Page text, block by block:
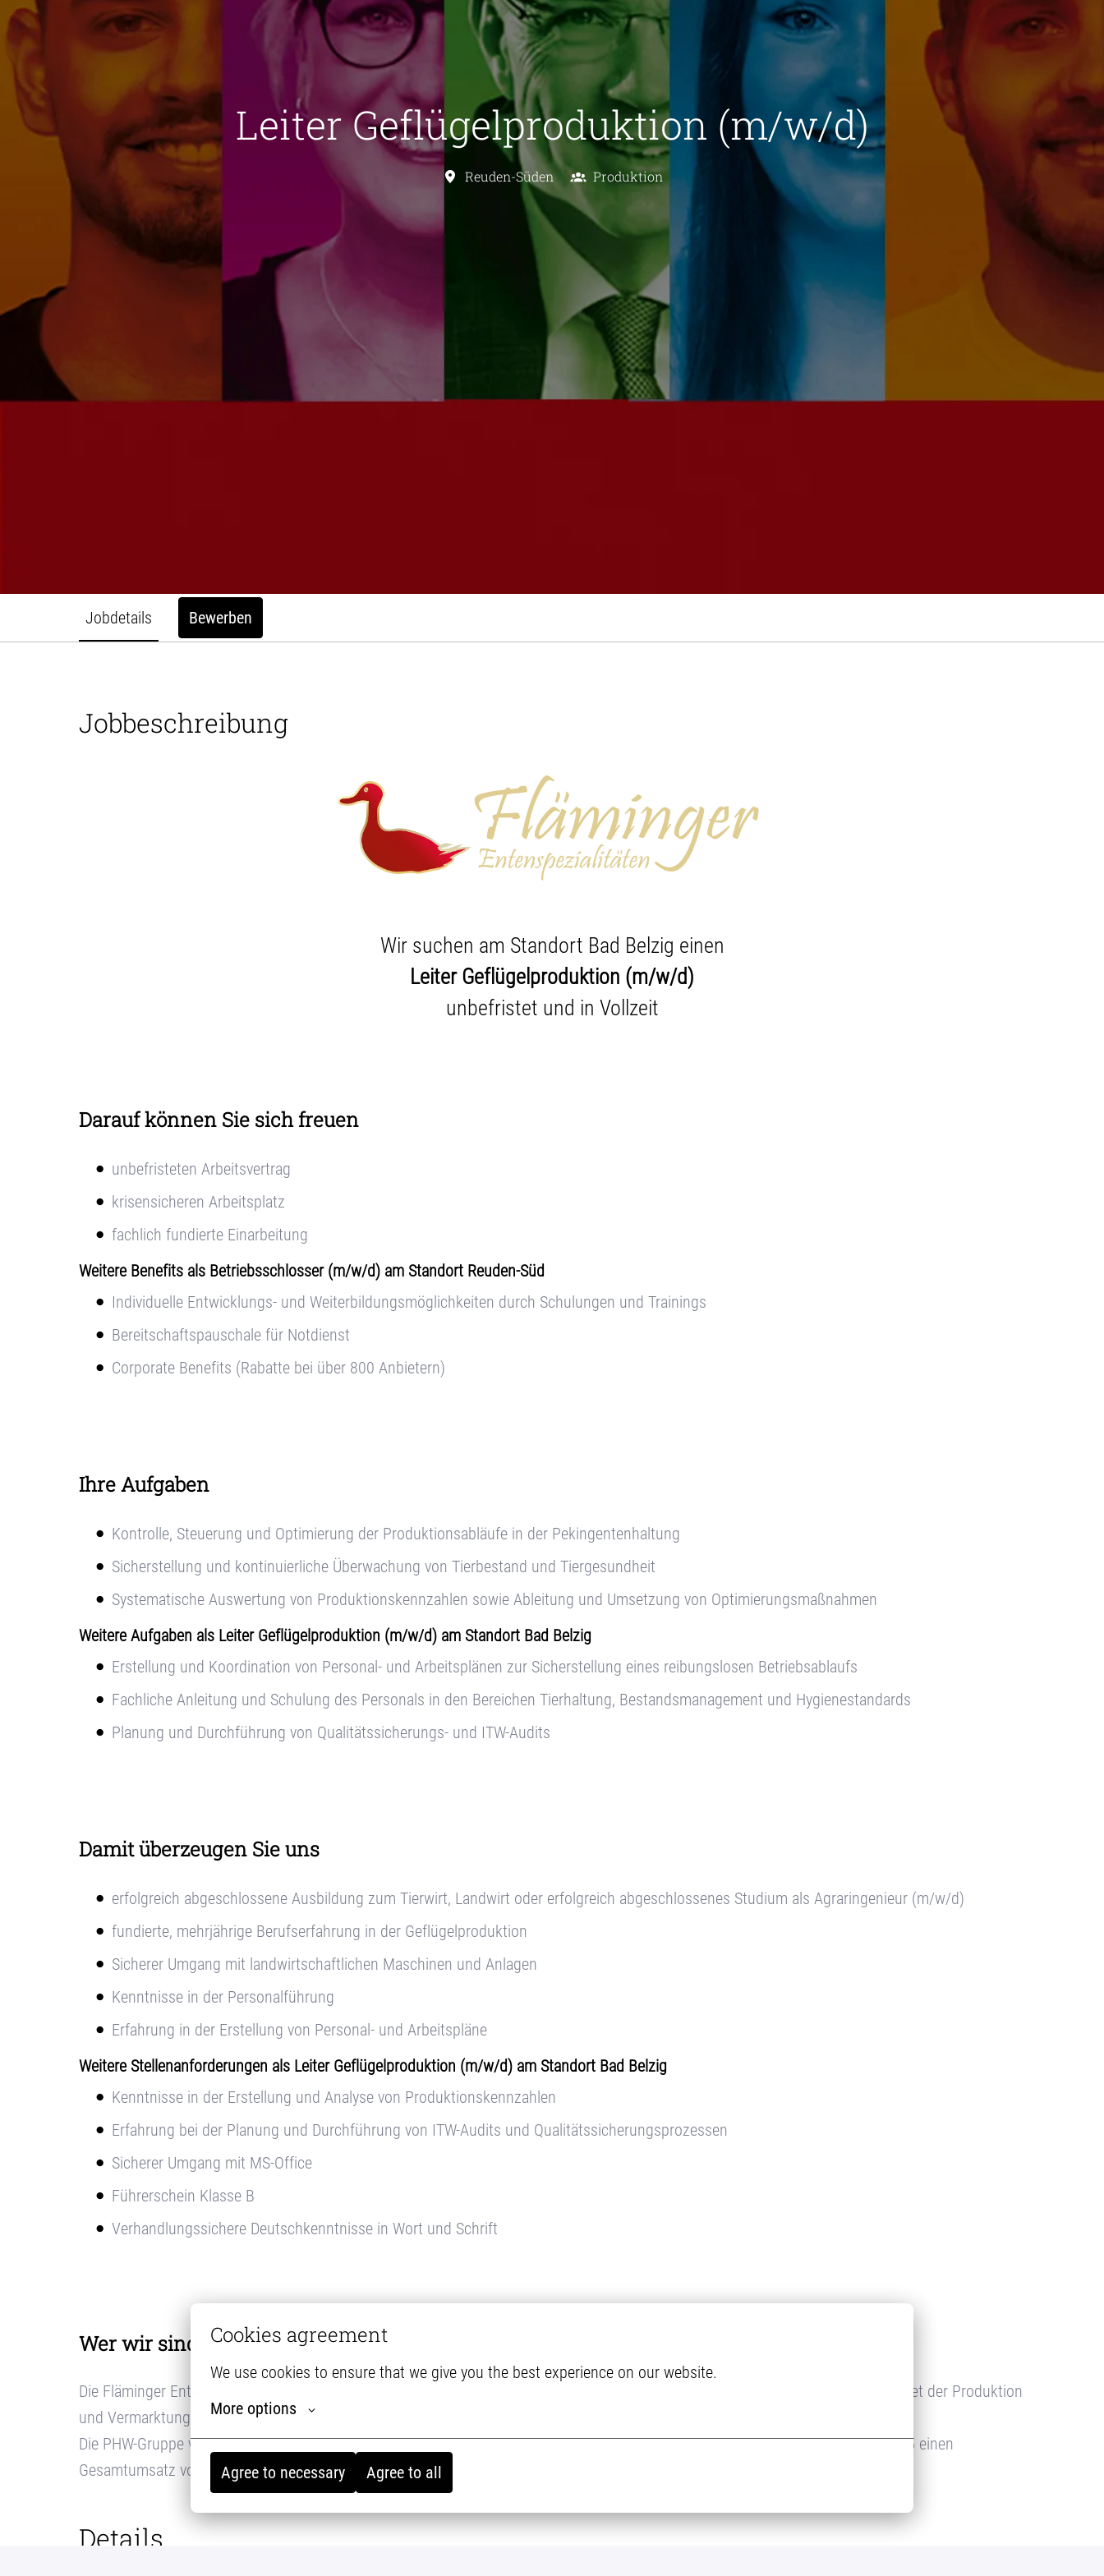
Cookies agreement
We use cookies to ensure that we give you the best experience on our website.
More options
Agree to necessary Agree to all
Leiter Geflügelproduktion (m/w/d)
Reuden-Süden Produktion
Jobdetails Bewerben
Jobbeschreibung
Wir suchen am Standort Bad Belzig einen
Leiter Geflügelproduktion (m/w/d)
unbefristet und in Vollzeit
Darauf können Sie sich freuen
unbefristeten Arbeitsvertrag
krisensicheren Arbeitsplatz
fachlich fundierte Einarbeitung
Weitere Benefits als Betriebsschlosser (m/w/d) am Standort Reuden-Süd
Individuelle Entwicklungs- und Weiterbildungsmöglichkeiten durch Schulungen und Trainings
Bereitschaftspauschale für Notdienst
Corporate Benefits (Rabatte bei über 800 Anbietern)
Ihre Aufgaben
Kontrolle, Steuerung und Optimierung der Produktionsabläufe in der Pekingentenhaltung
Sicherstellung und kontinuierliche Überwachung von Tierbestand und Tiergesundheit
Systematische Auswertung von Produktionskennzahlen sowie Ableitung und Umsetzung von Optimierungsmaßnahmen
Weitere Aufgaben als Leiter Geflügelproduktion (m/w/d) am Standort Bad Belzig
Erstellung und Koordination von Personal- und Arbeitsplänen zur Sicherstellung eines reibungslosen Betriebsablaufs
Fachliche Anleitung und Schulung des Personals in den Bereichen Tierhaltung, Bestandsmanagement und Hygienestandards
Planung und Durchführung von Qualitätssicherungs- und ITW-Audits
Damit überzeugen Sie uns
erfolgreich abgeschlossene Ausbildung zum Tierwirt, Landwirt oder erfolgreich abgeschlossenes Studium als Agraringenieur (m/w/d)
fundierte, mehrjährige Berufserfahrung in der Geflügelproduktion
Sicherer Umgang mit landwirtschaftlichen Maschinen und Anlagen
Kenntnisse in der Personalführung
Erfahrung in der Erstellung von Personal- und Arbeitspläne
Weitere Stellenanforderungen als Leiter Geflügelproduktion (m/w/d) am Standort Bad Belzig
Kenntnisse in der Erstellung und Analyse von Produktionskennzahlen
Erfahrung bei der Planung und Durchführung von ITW-Audits und Qualitätssicherungsprozessen
Sicherer Umgang mit MS-Office
Führerschein Klasse B
Verhandlungssichere Deutschkenntnisse in Wort und Schrift
Wer wir sind
Die Fläminger Entenspezialitäten GmbH & Co. KG gehört zur international tätigen PHW-Gruppe. Wir sind Marktführer auf dem Gebiet der Produktion
und Vermarktung hochwertiger Geflügelspezialitäten - unter anderem unter der Marke Wiesenhof.
Die PHW-Gruppe vereint mehr als 45 Unternehmen mit ca. 11.300 Mitarbeitenden und erwirtschaftete im Geschäftsjahr 2024/2025 einen
Gesamtumsatz von 4,1 Milliarden Euro.
Details